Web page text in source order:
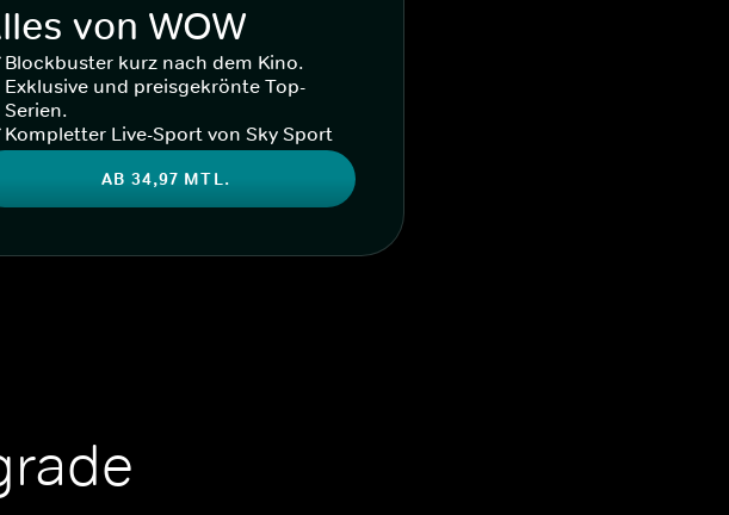
von WOW
Blockbuster kurz nach dem Kino.
Exklusive und preisgekrönte Top-
Serien.
Kompletter Live-Sport von Sky Sport
AB 34,97 MTL.